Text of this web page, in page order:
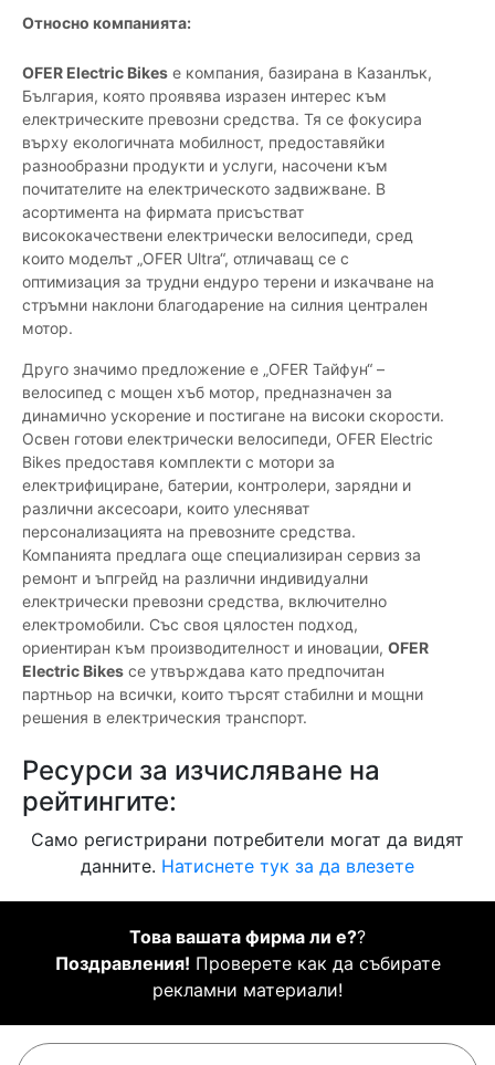
Относно компанията:
OFER Electric Bikes е компания, базирана в Казанлък,
България, която проявява изразен интерес към
електрическите превозни средства. Тя се фокусира
върху екологичната мобилност, предоставяйки
разнообразни продукти и услуги, насочени към
почитателите на електрическото задвижване. В
асортимента на фирмата присъстват
висококачествени електрически велосипеди, сред
които моделът „OFER Ultra“, отличаващ се с
оптимизация за трудни ендуро терени и изкачване на
стръмни наклони благодарение на силния централен
мотор.
Друго значимо предложение е „OFER Тайфун“ –
велосипед с мощен хъб мотор, предназначен за
динамично ускорение и постигане на високи скорости.
Освен готови електрически велосипеди, OFER Electric
Bikes предоставя комплекти с мотори за
електрифициране, батерии, контролери, зарядни и
различни аксесоари, които улесняват
персонализацията на превозните средства.
Компанията предлага още специализиран сервиз за
ремонт и ъпгрейд на различни индивидуални
електрически превозни средства, включително
електромобили. Със своя цялостен подход,
ориентиран към производителност и иновации, OFER
Electric Bikes се утвърждава като предпочитан
партньор на всички, които търсят стабилни и мощни
решения в електрическия транспорт.
Ресурси за изчисляване на
рейтингите:
Само регистрирани потребители могат да видят
данните. Натиснете тук за да влезете
Това вашата фирма ли е??
Поздравления! Проверете как да събирате
рекламни материали!